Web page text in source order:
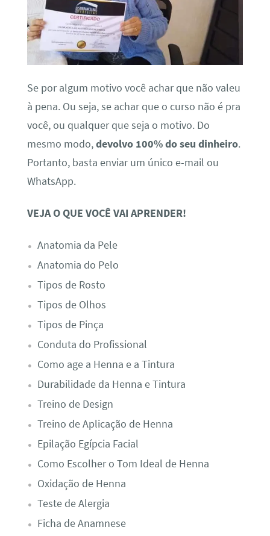
Se por algum motivo você achar que não valeu
à pena. Ou seja, se achar que o curso não é pra
você, ou qualquer que seja o motivo. Do
mesmo modo,devolvo 100% do seu dinheiro.
Portanto, basta enviar um único e-mail ou
WhatsApp.
VEJA O QUE VOCÊ VAI APRENDER!
Anatomia da Pele
Anatomia do Pelo
Tipos de Rosto
Tipos de Olhos
Tipos de Pinça
Conduta do Profissional
Como age a Henna e a Tintura
Durabilidade da Henna e Tintura
Treino de Design
Treino de Aplicação de Henna
Epilação Egípcia Facial
Como Escolher o Tom Ideal de Henna
Oxidação de Henna
Teste de Alergia​
Ficha de Anamnese​